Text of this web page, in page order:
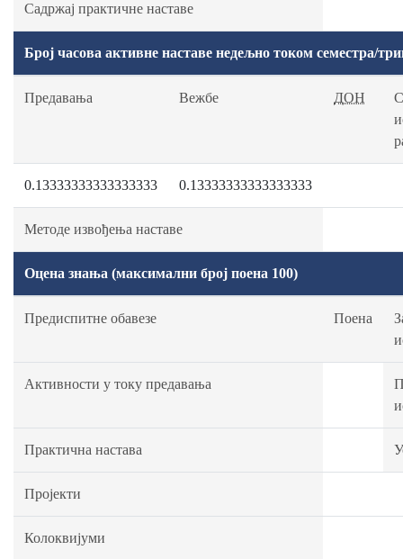
Садржај практичне наставе
Број часова активне наставе недељно током семестра/
Предавања Вежбе ДОН
0.13333333333333333 0.13333333333333333
Методе извођења наставе
Оцена знања (максимални број поена 100)
Предиспитне обавезе Поена
Активности у току предавања
Практична настава
Пројекти
Колоквијуми